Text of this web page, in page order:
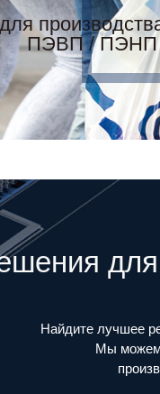
ПЭВП / ПЭНП
Найдите лучшее
Мы можем